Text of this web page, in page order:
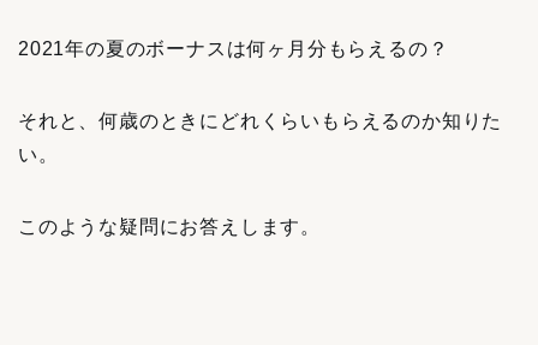
2021年の夏のボーナスは何ヶ月分もらえるの？
それと、何歳のときにどれくらいもらえるのか知りた
い。
このような疑問にお答えします。